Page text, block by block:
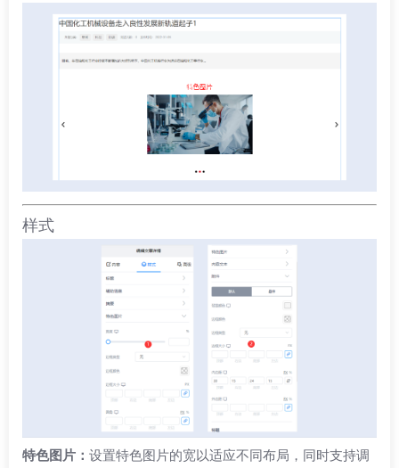
样式
特色图片： 设置特色图片的宽以适应不同布局，同时支持调